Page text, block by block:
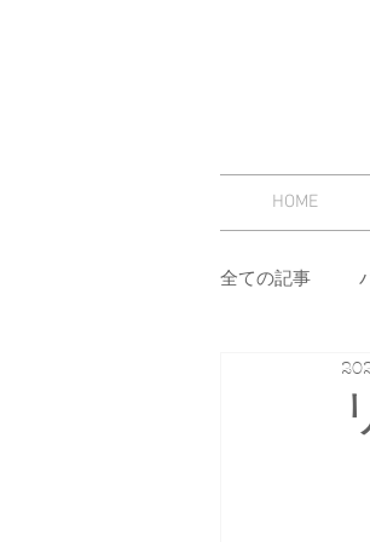
HOME
全ての記事
スタイリン